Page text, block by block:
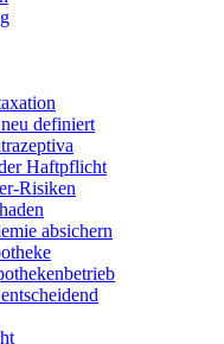
definiert
Haftpflicht
Risiken
absichern